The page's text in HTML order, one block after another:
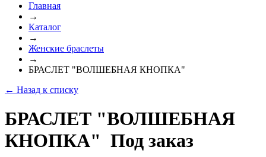
Главная
→
Каталог
→
Женские браслеты
→
БРАСЛЕТ "ВОЛШЕБНАЯ КНОПКА"
← Назад к списку
БРАСЛЕТ "ВОЛШЕБНАЯ
КНОПКА" Под заказ